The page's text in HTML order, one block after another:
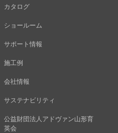
カタログ
ショールーム
サポート情報
施工例
会社情報
サステナビリティ
公益財団法人アドヴァン山形育
英会